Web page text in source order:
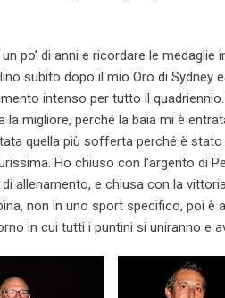
po’ di anni e ricordare le medaglie
subito dopo il mio Oro di Sydney
intenso per tutto il
migliore, perché la baia mi è
quella più sofferta perché è
Ho chiuso con l’argento di
allenamento, e chiusa con la
non in uno sport specifico, poi è
in cui tutti i puntini si uniranno e